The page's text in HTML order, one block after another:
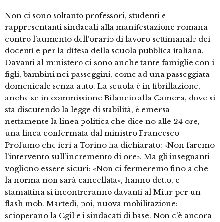
Non ci sono soltanto professori, studenti e
rappresentanti sindacali alla manifestazione romana
contro l’aumento dell’orario di lavoro settimanale dei
docenti e per la difesa della scuola pubblica italiana.
Davanti al ministero ci sono anche tante famiglie con i
figli, bambini nei passeggini, come ad una passeggiata
domenicale senza auto. La scuola è in fibrillazione,
anche se in commissione Bilancio alla Camera, dove si
sta discutendo la legge di stabilità, è emersa
nettamente la linea politica che dice no alle 24 ore,
una linea confermata dal ministro Francesco
Profumo che ieri a Torino ha dichiarato: «Non faremo
l’intervento sull’incremento di ore». Ma gli insegnanti
vogliono essere sicuri: «Non ci fermeremo fino a che
la norma non sarà cancellata», hanno detto, e
stamattina si incontreranno davanti al Miur per un
flash mob. Martedì, poi, nuova mobilitazione:
scioperano la Cgil e i sindacati di base. Non c’è ancora